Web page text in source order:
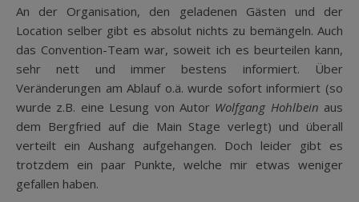
An der Organisation, den geladenen Gästen und der
Location selber gibt es absolut nichts zu bemängeln. Auch
das Convention-Team war, soweit ich es beurteilen kann,
sehr nett und immer bestens informiert. Über
Veränderungen am Ablauf o.ä. wurde sofort informiert (so
wurde z.B. eine Lesung von Autor Wolfgang Hohlbein aus
dem Bergfried auf die Main Stage verlegt) und überall
verteilt ein Aushang aufgehangen. Doch leider gibt es
trotzdem ein paar Punkte, welche mir etwas weniger
gefallen haben.